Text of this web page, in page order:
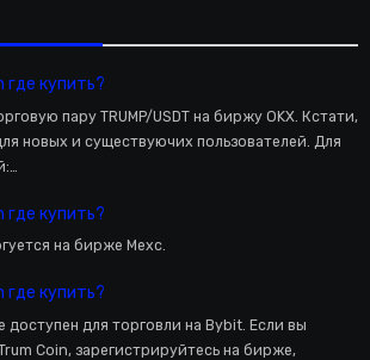
где купить?
пару TRUMP/USDT на биржу OKX. Кстати,
новых и существуючих пользователей. Для
где купить?
на бирже Mexc.
где купить?
доступен для торговли на Bybit. Если вы
Coin, зарегистрируйтесь на бирже,